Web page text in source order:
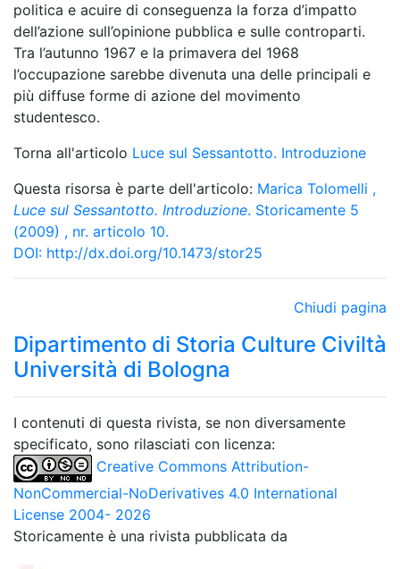
politica e acuire di conseguenza la forza d’impatto
dell’azione sull’opinione pubblica e sulle controparti.
Tra l’autunno 1967 e la primavera del 1968
l’occupazione sarebbe divenuta una delle principali e
più diffuse forme di azione del movimento
studentesco.
Torna all'articolo Luce sul Sessantotto. Introduzione
Questa risorsa è parte dell'articolo: Marica Tolomelli ,
Luce sul Sessantotto. Introduzione. Storicamente 5
(2009) , nr. articolo 10.
DOI: http://dx.doi.org/10.1473/stor25
Chiudi pagina
Dipartimento di Storia Culture Civiltà
Università di Bologna
I contenuti di questa rivista, se non diversamente
specificato, sono rilasciati con licenza:
Creative Commons Attribution-
NonCommercial-NoDerivatives 4.0 International
License 2004- 2026
Storicamente è una rivista pubblicata da